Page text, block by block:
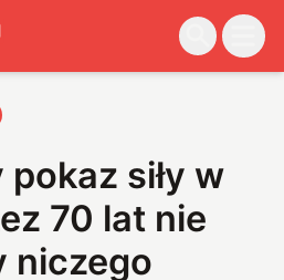
siły w
70 lat nie
niczego